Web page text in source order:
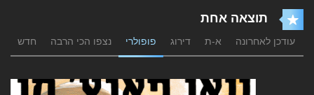
תוצאה אחת
עודכן לאחרונה א-ת דירוג פופולרי נצפו הכי הרבה חדש